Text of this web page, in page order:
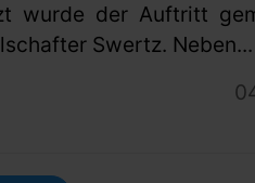
wurde der Auftritt
Swertz. Neben...